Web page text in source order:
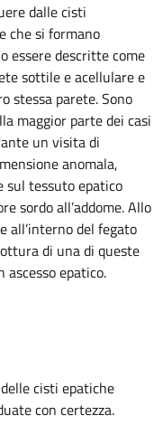
dalle cisti
che si formano
essere descritte come
sottile e acellulare e
stessa parete. Sono
maggior parte dei casi
un visita di
anomala,
sul tessuto epatico
sordo all’addome. Allo
all’interno del fegato
di una di queste
ascesso epatico.
cisti epatiche
con certezza.